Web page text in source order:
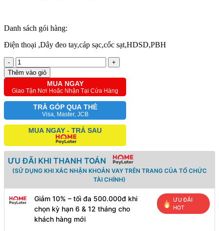
Danh sách gói hàng:
Điện thoại ,Dây đeo tay,cáp sạc,cốc sạt,HDSD,PBH
-
+
Thêm vào giỏ
MUA NGAY
Giao Tận Nơi Hoặc Nhận Tại Cửa Hàng
TRẢ GÓP QUA THẺ
Visa, Master, JCB
MUA NGAY - TRẢ SAU
ƯU ĐÃI KHI THANH TOÁN
(SỬ DỤNG KHI XÁC NHẬN KHOẢN VAY TRÊN TRANG CỦA TỔ CHỨC
TÀI CHÍNH)
Giảm 10% – tối đa 500.000đ khi
chọn kỳ hạn 6 & 12 tháng cho
khách hàng mới
ƯU ĐÃI
HOT